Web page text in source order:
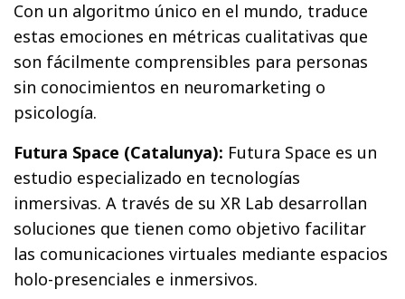
Con un algoritmo único en el mundo, traduce
estas emociones en métricas cualitativas que
son fácilmente comprensibles para personas
sin conocimientos en neuromarketing o
psicología.
Futura Space (Catalunya): Futura Space es un
estudio especializado en tecnologías
inmersivas. A través de su XR Lab desarrollan
soluciones que tienen como objetivo facilitar
las comunicaciones virtuales mediante espacios
holo-presenciales e inmersivos.